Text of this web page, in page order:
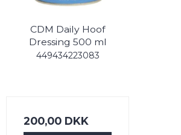
CDM Daily Hoof
Dressing 500 ml
449434223083
200,00 DKK